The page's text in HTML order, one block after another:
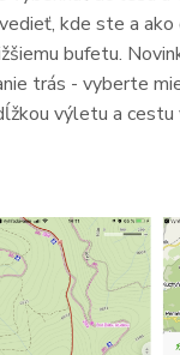
kde ste a
bufetu.
trás - vyberte
výletu a